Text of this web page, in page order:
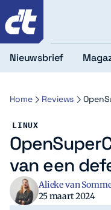
Nieuwsbrief
Home Reviews
LINUX
van een
Alieke van
25 maart 2024